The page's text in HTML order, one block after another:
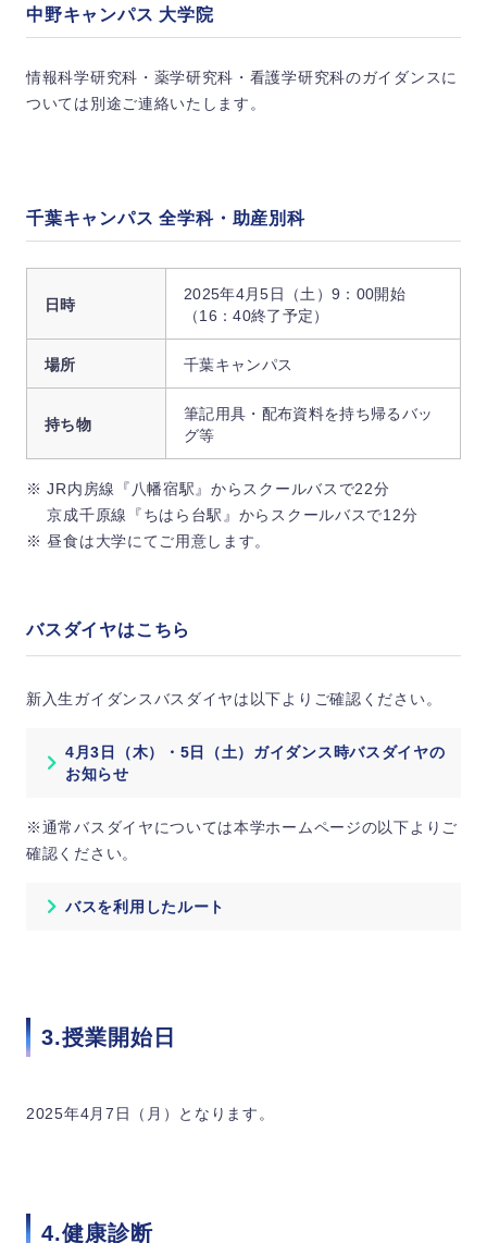
中野キャンパス 大学院
情報科学研究科・薬学研究科・看護学研究科のガイダンスに
ついては別途ご連絡いたします。
千葉キャンパス 全学科・助産別科
日時
2025年4月5日（土）9：00開始
（16：40終了予定）
場所 千葉キャンパス
持ち物
筆記用具・配布資料を持ち帰るバッ
グ等
※ JR内房線『八幡宿駅』からスクールバスで22分
京成千原線『ちはら台駅』からスクールバスで12分
※ 昼食は大学にてご用意します。
バスダイヤはこちら
新入生ガイダンスバスダイヤは以下よりご確認ください。
4月3日（木）・5日（土）ガイダンス時バスダイヤの
お知らせ
※通常バスダイヤについては本学ホームページの以下よりご
確認ください。
バスを利用したルート
3.授業開始日
2025年4月7日（月）となります。
4.健康診断